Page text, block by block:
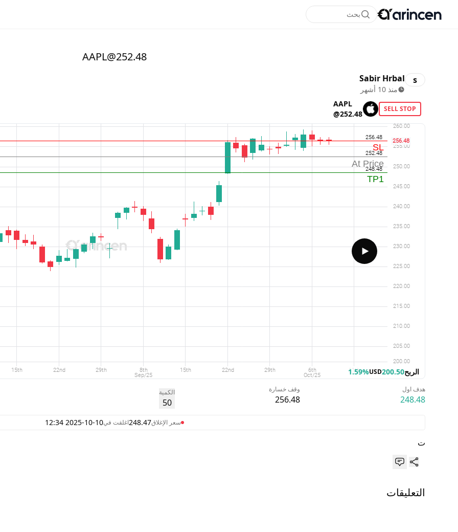
بحث
AAPL@252.48
s
Sabir Hrbal
منذ 10 أشهر
SELL STOP
AAPL
@252.48
الربح200.50
USD
1.59%
هدف اول
248.48
وقف خسارة
256.48
الكمية
50
سعر الإغلاق248.47اغلقت في2025-10-10 12:34
ت
التعليقات